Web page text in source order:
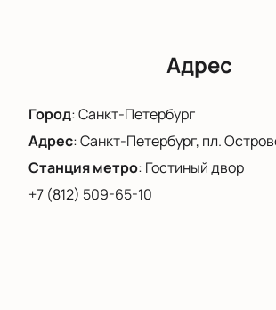
преодолевает преграды и находит
Адрес
Город:Санкт-Петербург
Адрес:Санкт-Петербург, пл.
Станция метро: Гостиный двор
+7 (812) 509-65-10